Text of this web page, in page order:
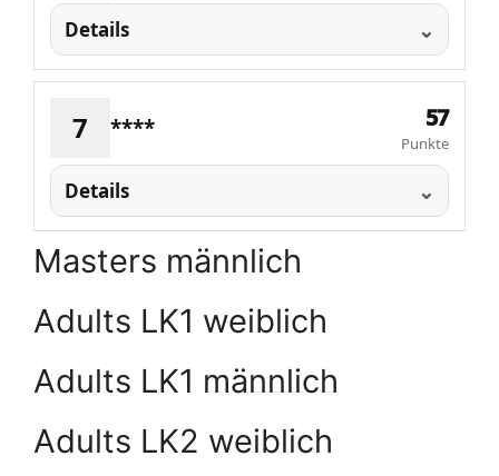
Details
7 **** 57
Punkte
Details
Masters männlich
Adults LK1 weiblich
Adults LK1 männlich
Adults LK2 weiblich